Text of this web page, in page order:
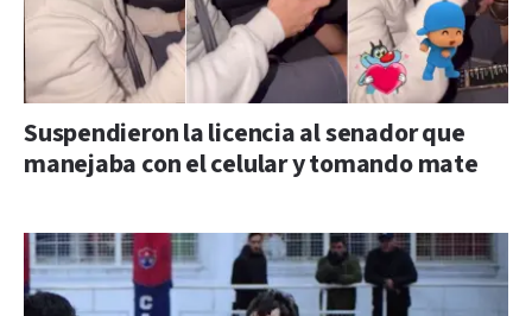
Suspendieron la licencia al senador que
manejaba con el celular y tomando mate